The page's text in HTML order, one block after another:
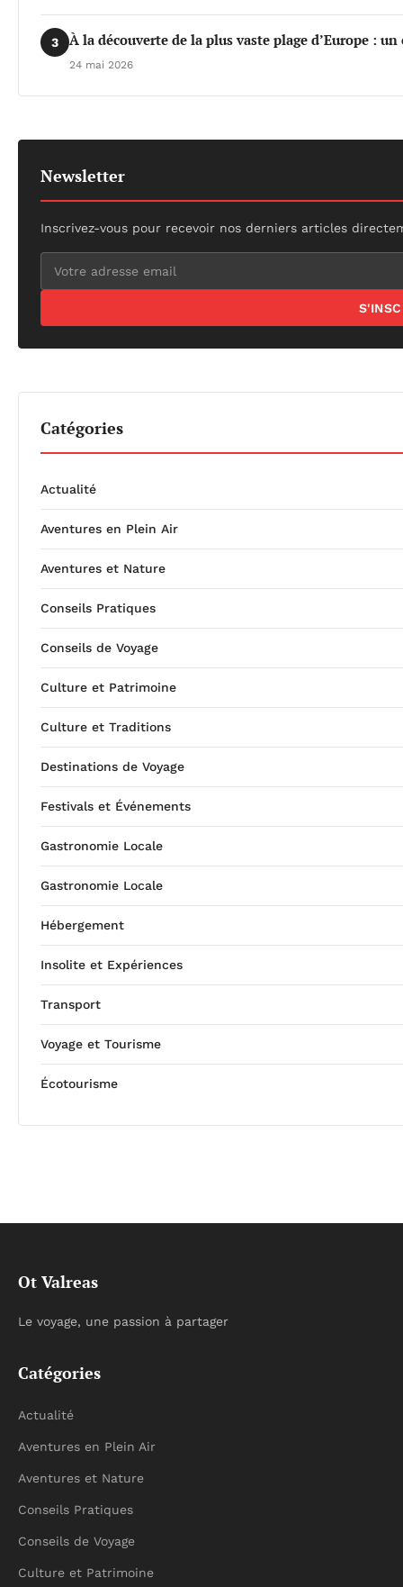
3 À la découverte de la plus vaste plage d’Europe :
24 mai 2026
Newsletter
Inscrivez-vous pour recevoir nos derniers articles
Catégories
Actualité
Aventures en Plein Air
Aventures et Nature
Conseils Pratiques
Conseils de Voyage
Culture et Patrimoine
Culture et Traditions
Destinations de Voyage
Festivals et Événements
Gastronomie Locale
Gastronomie Locale
Hébergement
Insolite et Expériences
Transport
Voyage et Tourisme
Écotourisme
Ot Valreas
Le voyage, une passion à partager
Catégories
Actualité
Aventures en Plein Air
Aventures et Nature
Conseils Pratiques
Conseils de Voyage
Culture et Patrimoine